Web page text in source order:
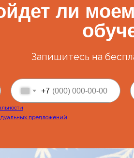
ли
Запишитесь на
+7
предложений